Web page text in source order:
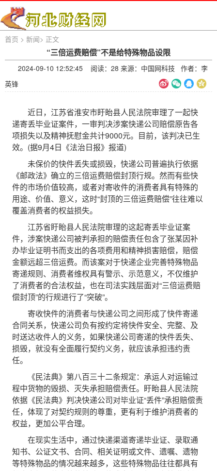
首页 > 新闻> 正文
“三倍运费赔偿”不是给特殊物品设限
2024-09-10 12:52:45 阅读： 28 来源：中国网科技 作者：李
英锋
近日，江苏省淮安市盱眙县人民法院审理了一起快
递寄丢毕业证案件，一审判决涉案快递公司赔偿原告各
项损失以及精神抚慰金共计9000元。目前，该判决已生
效。(据9月4日《法治日报》报道)
未保价的快件丢失或损毁，快递公司普遍执行依据
《邮政法》确立的三倍运费赔偿封顶行规。然而有些快
件的市场价值较高，或者对寄收件的消费者具有特殊的
用途、价值、意义，这时“封顶的三倍运费赔偿”往往难以
覆盖消费者的权益损失。
江苏省盱眙县人民法院审理的这起寄丢毕业证案
件，涉案快递公司被判承担的赔偿责任包含了张某因补
办毕业证明书而支出的各项费用和精神损害赔偿，赔偿
金额远超三倍运费。而该案对于快递企业完善特殊物品
寄递规则、消费者维权具有警示、示范意义，不仅维护
了消费者的合法权益，也在司法实践层面对“三倍运费赔
偿封顶”的行规进行了“突破”。
寄收快件的消费者与快递公司之间形成了快件寄递
合同关系，快递公司负有按约定将快件安全、完整、及
时送达收件人的义务，如果快递公司寄递的快件丢失、
损毁，就没有全面履行契约义务，就应该承担违约责
任。
《民法典》第八百三十二条规定：承运人对运输过
程中货物的毁损、灭失承担赔偿责任。盱眙县人民法院
依据《民法典》判决快递公司对毕业证“丢件”承担赔偿责
任，体现了对契约规则的尊重，更有利于维护消费者的
权益，更加公平合理。
在现实生活中，通过快递渠道寄递毕业证、录取通
知书、公证文书、合同、相关证明或文件、遗嘱、遗物
等特殊物品的情况越来越多，这些特殊物品往往都具有